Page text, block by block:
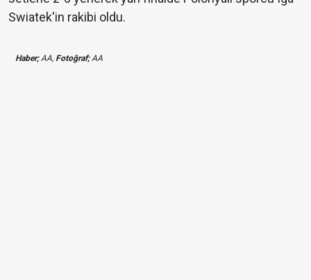
Swiatek'in rakibi oldu.
Haber;AA, Fotoğraf;AA